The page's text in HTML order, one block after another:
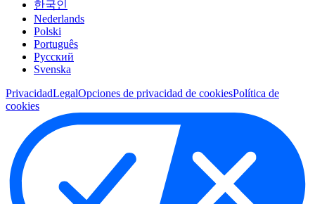
한국인
Nederlands
Polski
Português
Pусский
Svenska
PrivacidadLegalOpciones de privacidad de cookiesPolítica de
cookies